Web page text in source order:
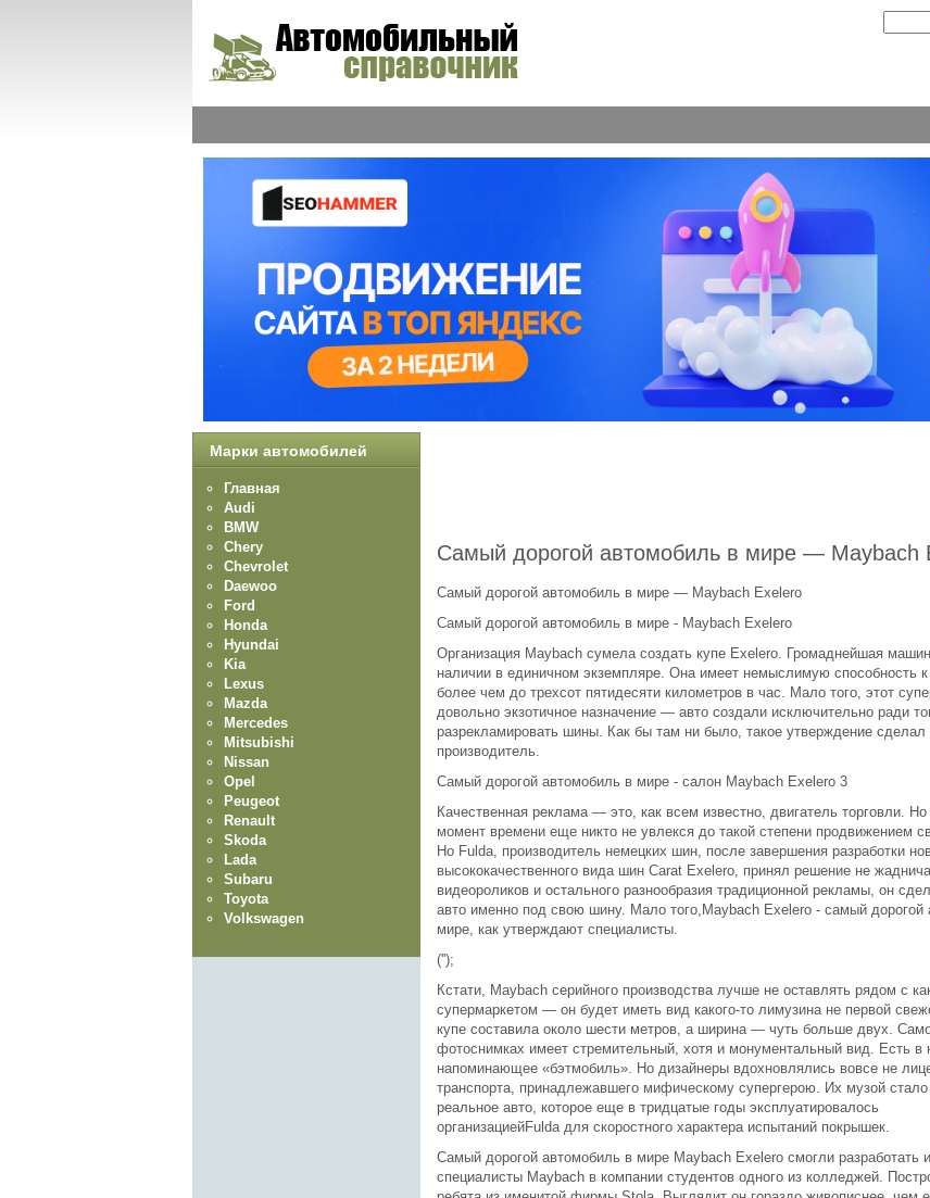
Самый дорогой автомобиль в мире — Maybach
Самый дорогой автомобиль в мире — Maybach Exelero
Самый дорогой автомобиль в мире - Maybach Exelero
Организация Maybach сумела создать купе Exelero. Громаднейшая
наличии в единичном экземпляре. Она имеет немыслимую способность
более чем до трехсот пятидесяти километров в час. Мало того, этот
довольно экзотичное назначение — авто создали исключительно ради
разрекламировать шины. Как бы там ни было, такое утверждение сделал
производитель.
Самый дорогой автомобиль в мире - салон Maybach Exelero 3
Качественная реклама — это, как всем известно, двигатель торговли.
момент времени еще никто не увлекся до такой степени продвижением
Но Fulda, производитель немецких шин, после завершения разработки
высококачественного вида шин Сarat Exelero, принял решение не
видеороликов и остального разнообразия традиционной рекламы, он
авто именно под свою шину. Мало того,Maybach Exelero - самый дорогой
мире, как утверждают специалисты.
('');
Кстати, Maybach серийного производства лучше не оставлять рядом с
супермаркетом — он будет иметь вид какого-то лимузина не первой
купе составила около шести метров, а ширина — чуть больше двух.
фотоснимках имеет стремительный, хотя и монументальный вид. Есть в
напоминающее «бэтмобиль». Но дизайнеры вдохновлялись вовсе не
транспорта, принадлежавшего мифическому супергерою. Их музой
реальное авто, которое еще в тридцатые годы эксплуатировалось
организациейFulda для скоростного характера испытаний покрышек.
Самый дорогой автомобиль в мире Maybach Exelero смогли разработать
специалисты Maybach в компании студентов одного из колледжей.
Марки автомобилей
Главная
Audi
BMW
Chery
Chevrolet
Daewoo
Ford
Honda
Hyundai
Kia
Lexus
Mazda
Mercedes
Mitsubishi
Nissan
Opel
Peugeot
Renault
Skoda
Lada
Subaru
Toyota
Volkswagen